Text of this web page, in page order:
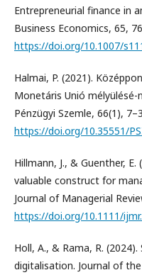
Entrepreneurial finance in
Business Economics, 65,
https://doi.org/10.1007/
Halmai, P. (2021).
Monetáris Unió mélyülésé-
Pénzügyi Szemle, 66(1),
https://doi.org/10.35551/
Hillmann, J., & Guenther,
valuable construct for
Journal of Managerial
https://doi.org/10.1111/
Holl, A., & Rama, R.
digitalisation. Journal of